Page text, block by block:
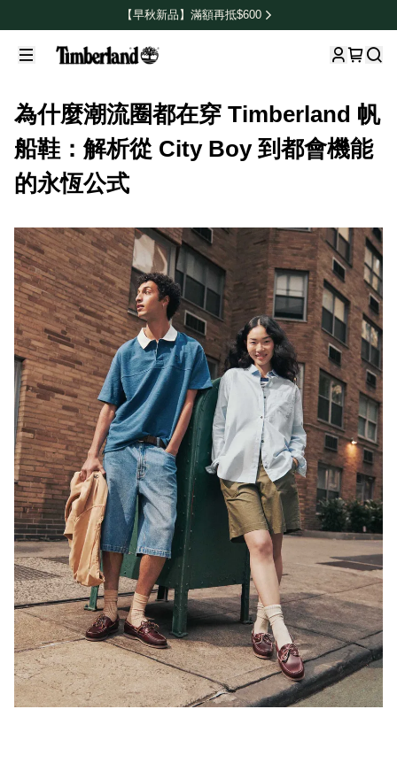
為什麼潮流圈都在穿 Timberland 帆
船鞋：解析從 City Boy 到都會機能
的永恆公式
【早秋新品】滿額再抵$600